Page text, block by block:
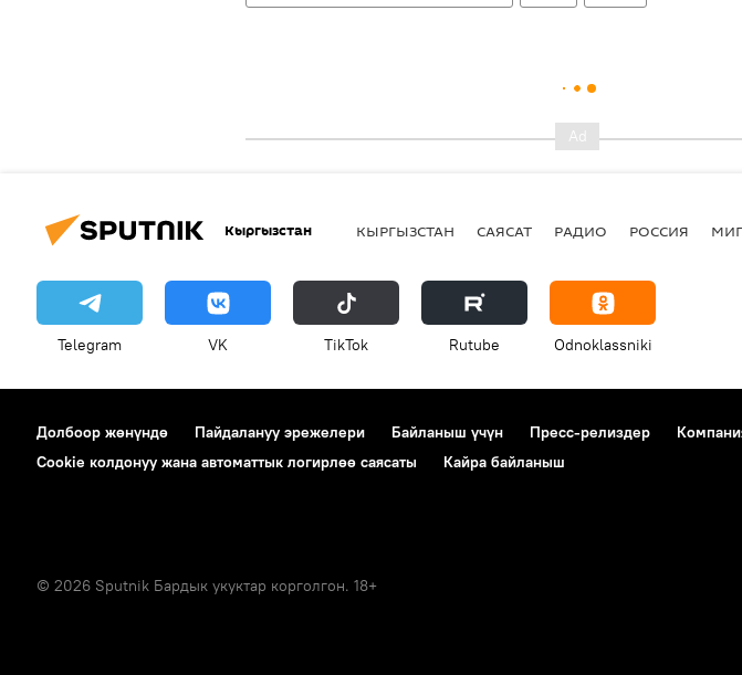
Кыргызстан КЫРГЫЗСТАН САЯСАТ РАДИО РОССИЯ
Telegram VK ТikТоk Rutube Odnoklassniki
Долбоор жөнүндө Пайдалануу эрежелери Байланыш үчүн Пресс-релиздер
Cookie колдонуу жана автоматтык логирлөө саясаты
Кайра байланыш
© 2026 Sputnik Бардык укуктар корголгон. 18+